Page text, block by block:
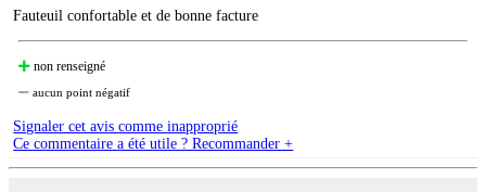
Fauteuil confortable et de bonne facture
non renseigné
aucun point négatif
Signaler cet avis comme inapproprié
Ce commentaire a été utile ? Recommander +